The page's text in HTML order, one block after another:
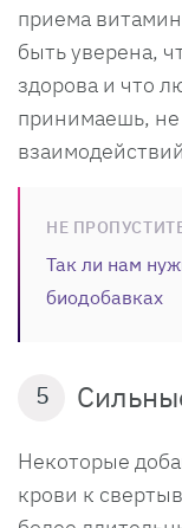
приема
быть уверена,
здорова и что
принимаешь,
НЕ
Так ли нам
биодобавках
5
Некоторые
крови к